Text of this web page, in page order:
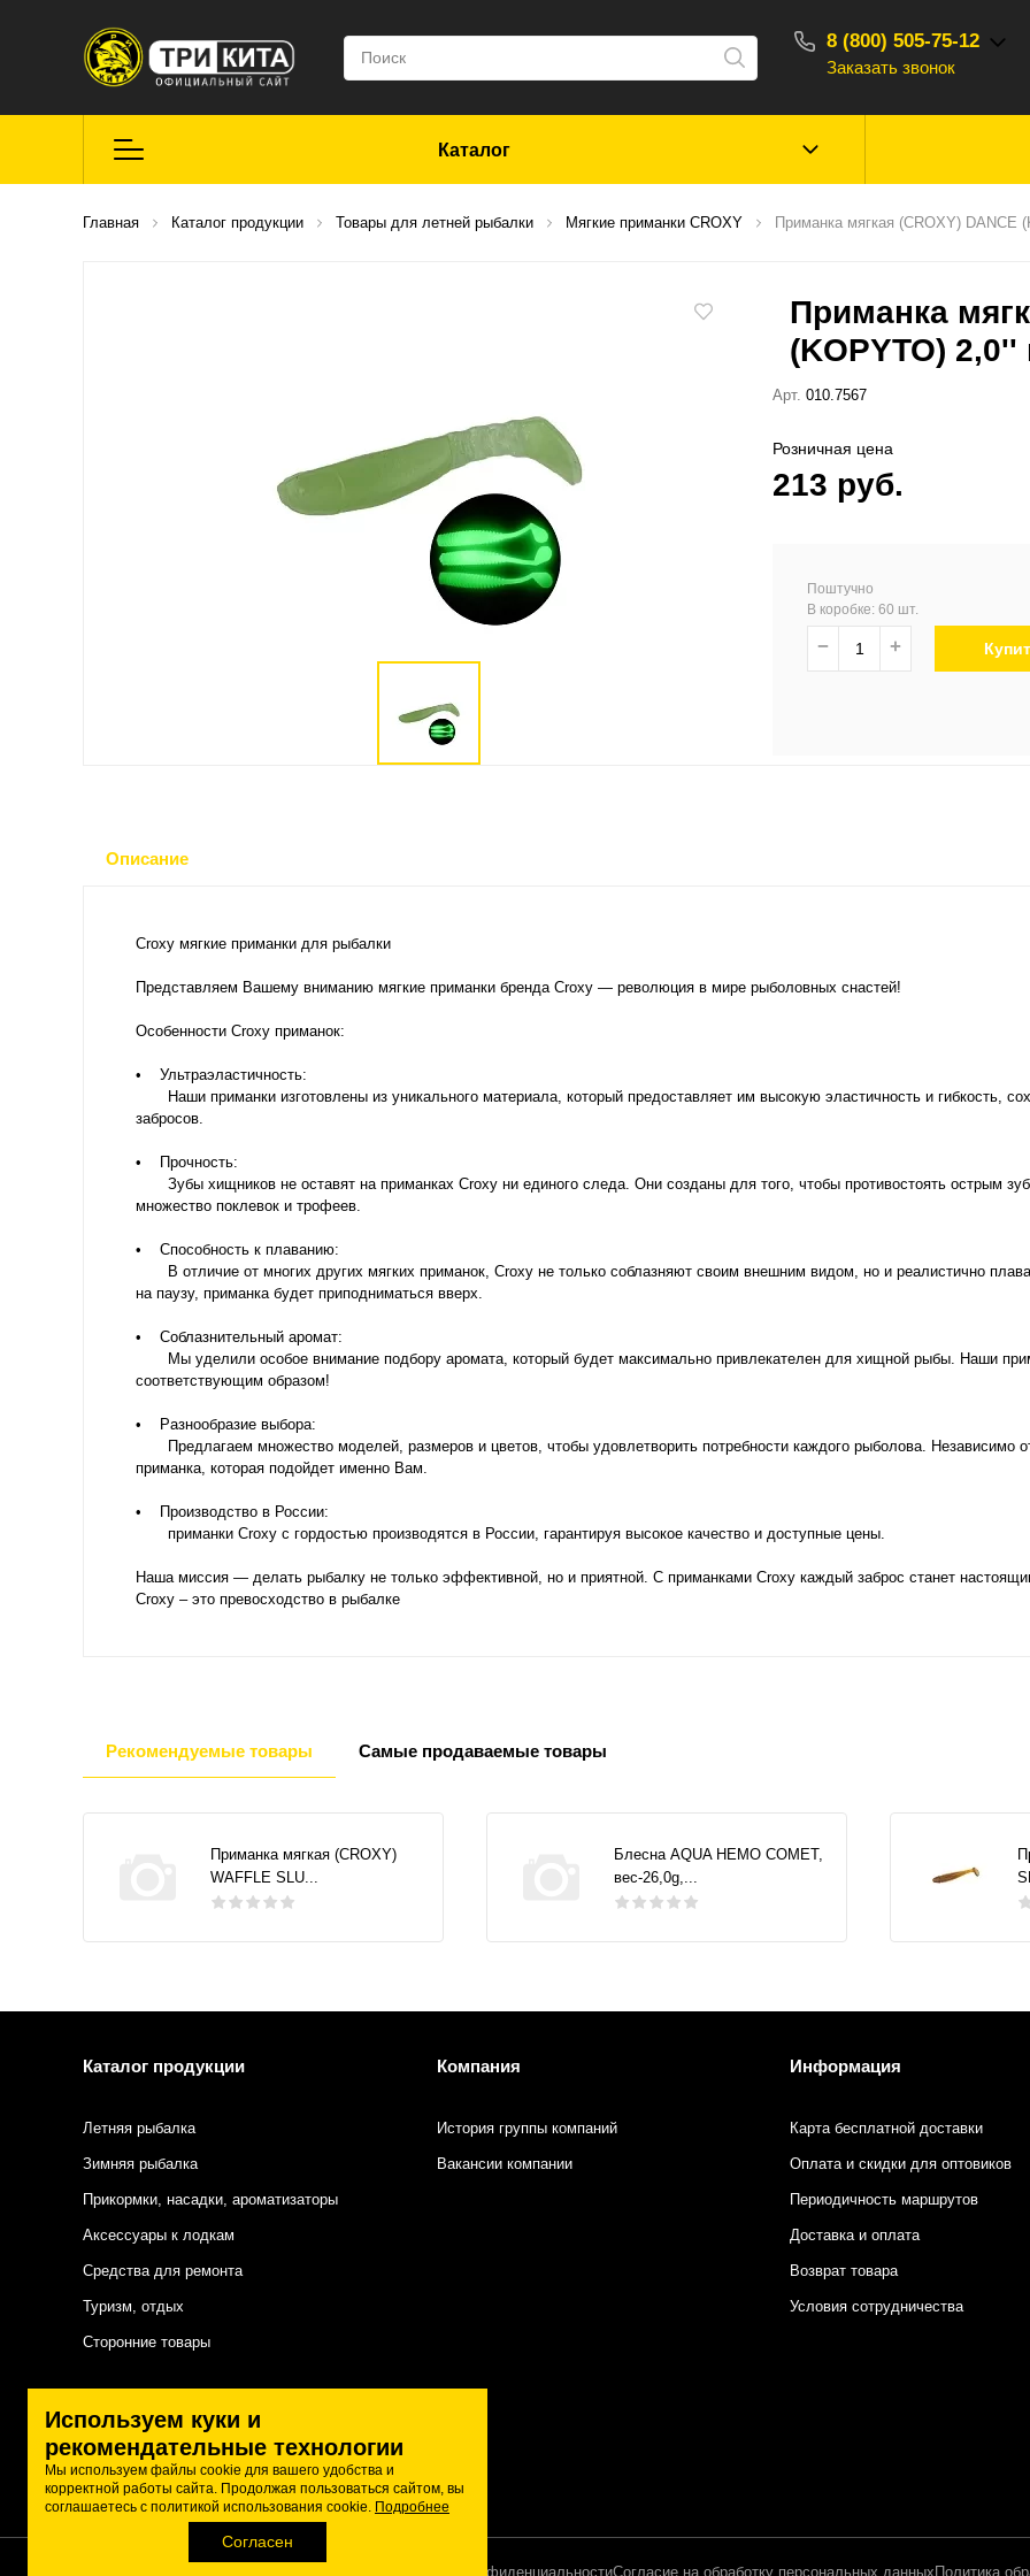
8 (800) 505-75-12
Заказать звонок
Каталог
ароматизаторы
Сторонние
Главная Каталог продукции Товары для летней рыбалки Мягкие приманки CROXY Приманка мягкая (CROXY) DANСE
Приманка
(KOPYTO)
Арт. 010.7567
Розничная цена
213 руб.
Поштучно
В коробке: 60 шт.
− +
Описание
Croxy мягкие приманки для рыбалки
Представляем Вашему вниманию мягкие приманки бренда Croxy — революция в мире рыболовных снастей!
Особенности Croxy приманок:
• Ультраэластичность:
Наши приманки изготовлены из уникального материала, который предоставляет им высокую эластичность и гибкость,
забросов.
• Прочность:
Зубы хищников не оставят на приманках Croxy ни единого следа. Они созданы для того, чтобы противостоять острым
множество поклевок и трофеев.
• Способность к плаванию:
В отличие от многих других мягких приманок, Croxy не только соблазняют своим внешним видом, но и реалистично
на паузу, приманка будет приподниматься вверх.
• Соблазнительный аромат:
Мы уделили особое внимание подбору аромата, который будет максимально привлекателен для хищной рыбы. Наши
соответствующим образом!
• Разнообразие выбора:
Предлагаем множество моделей, размеров и цветов, чтобы удовлетворить потребности каждого рыболова. Независимо
приманка, которая подойдет именно Вам.
• Производство в России:
приманки Croxy с гордостью производятся в России, гарантируя высокое качество и доступные цены.
Наша миссия — делать рыбалку не только эффективной, но и приятной. С приманками Croxy каждый заброс станет
Croxy – это превосходство в рыбалке
Рекомендуемые товары Самые продаваемые товары
Приманка мягкая (CROXY)
WAFFLE SLU...
Блесна AQUA НЕМО COMET,
вес-26,0g,...
Каталог продукции
Летняя рыбалка
Зимняя рыбалка
Прикормки, насадки, ароматизаторы
Аксессуары к лодкам
Средства для ремонта
Туризм, отдых
Сторонние товары
Компания
История группы компаний
Вакансии компании
Информация
Карта бесплатной доставки
Оплата и скидки для оптовиков
Периодичность маршрутов
Доставка и оплата
Возврат товара
Условия сотрудничества
Используем куки и
рекомендательные технологии
Мы используем файлы cookie для вашего удобства и
корректной работы сайта. Продолжая пользоваться сайтом, вы
соглашаетесь с политикой использования cookie. Подробнее
Согласен